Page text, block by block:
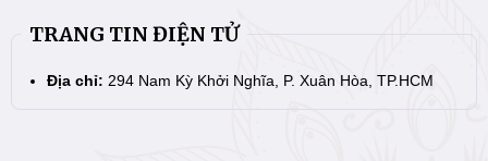
TRANG TIN ĐIỆN TỬ
Địa chỉ: 294 Nam Kỳ Khởi Nghĩa, P. Xuân Hòa, TP.HCM